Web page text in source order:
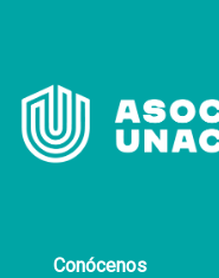
Conócenos